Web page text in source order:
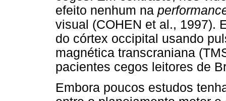
efeito nenhum na
visual (COHEN et al., 1997).
do córtex occipital usando
magnética transcraniana
pacientes cegos leitores de
Embora poucos estudos